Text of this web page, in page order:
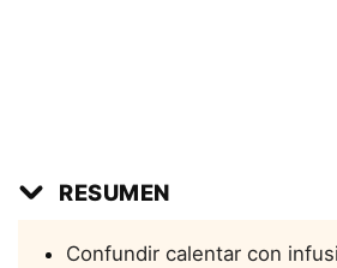
RESUMEN
Confundir calentar con